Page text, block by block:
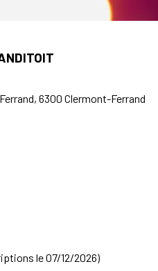
6300 Clermont-Ferrand
le 07/12/2026)